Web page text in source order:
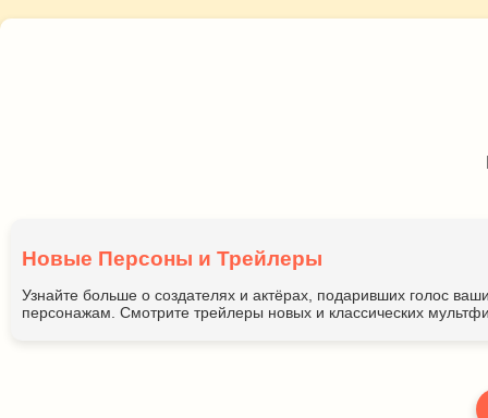
Новые Персоны и Трейлеры
Узнайте больше о создателях и актёрах, подаривших голос
персонажам. Смотрите трейлеры новых и классических